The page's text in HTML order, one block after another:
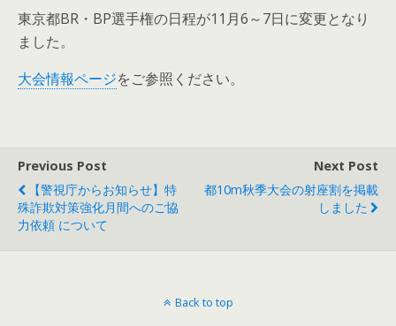
東京都BR・BP選手権の日程が11月6～7日に変更となり
ました。
大会情報ページをご参照ください。
Previous Post
【警視庁からお知らせ】特
殊詐欺対策強化月間へのご協
力依頼 について
Next Post
都10m秋季大会の射座割を掲載
しました
Back to top